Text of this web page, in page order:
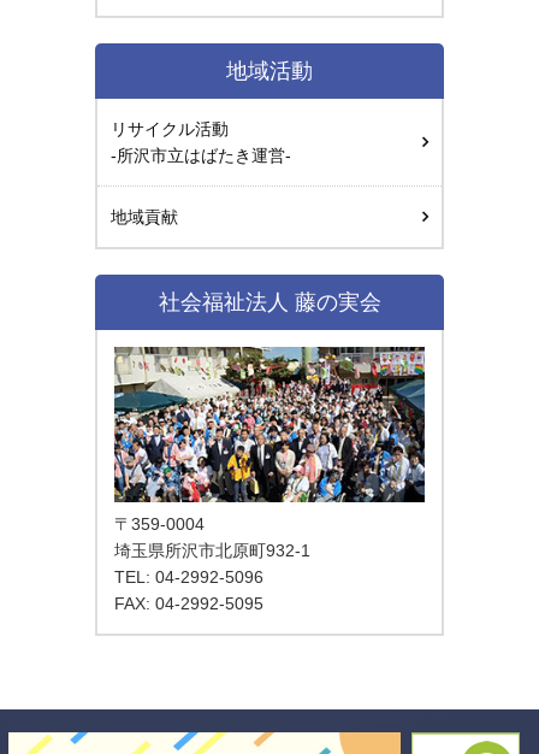
地域活動
リサイクル活動
-所沢市立はばたき運営-
地域貢献
社会福祉法人 藤の実会
〒359-0004
埼玉県所沢市北原町932-1
TEL: 04-2992-5096
FAX: 04-2992-5095